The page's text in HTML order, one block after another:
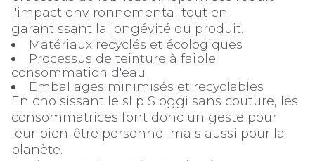
l'impact environnemental tout en
garantissant la longévité du produit.
Matériaux recyclés et écologiques
Processus de teinture à faible
consommation d'eau
Emballages minimisés et recyclables
En choisissant le slip Sloggi sans couture, les
consommatrices font donc un geste pour
leur bien-être personnel mais aussi pour la
planète.